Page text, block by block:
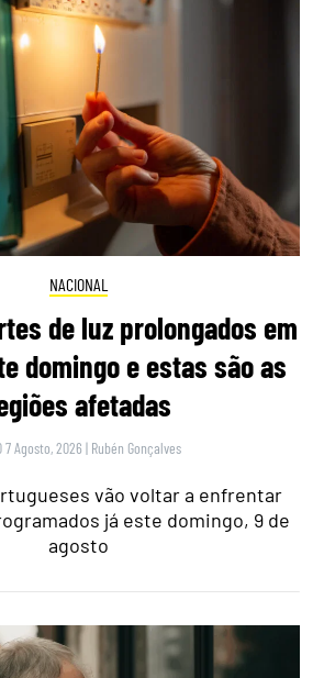
NACIONAL
de luz prolongados em
domingo e estas são as
afetadas
7 Agosto, 2026 | Rubén Gonçalves
vão voltar a enfrentar
já este domingo, 9 de
agosto